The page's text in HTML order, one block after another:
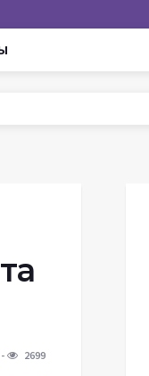
2699